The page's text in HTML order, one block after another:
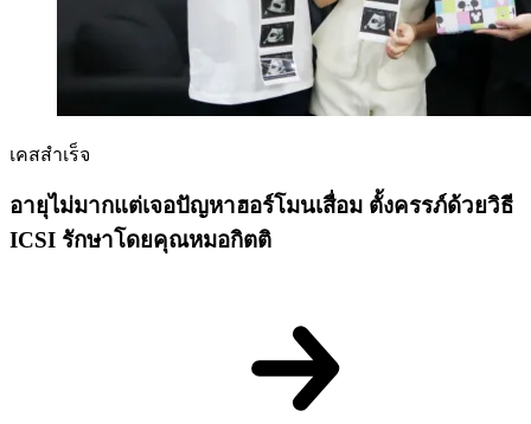
เคสสำเร็จ
อายุไม่มากแต่เจอปัญหาฮอร์โมนเสื่อม ตั้งครรภ์ด้วยวิธี
ICSI รักษาโดยคุณหมอกิตติ